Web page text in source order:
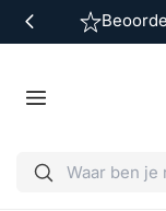
de inhoud